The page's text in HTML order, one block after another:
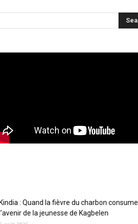
: Quand la fièvre du charbon consume
de la jeunesse de Kagbelen